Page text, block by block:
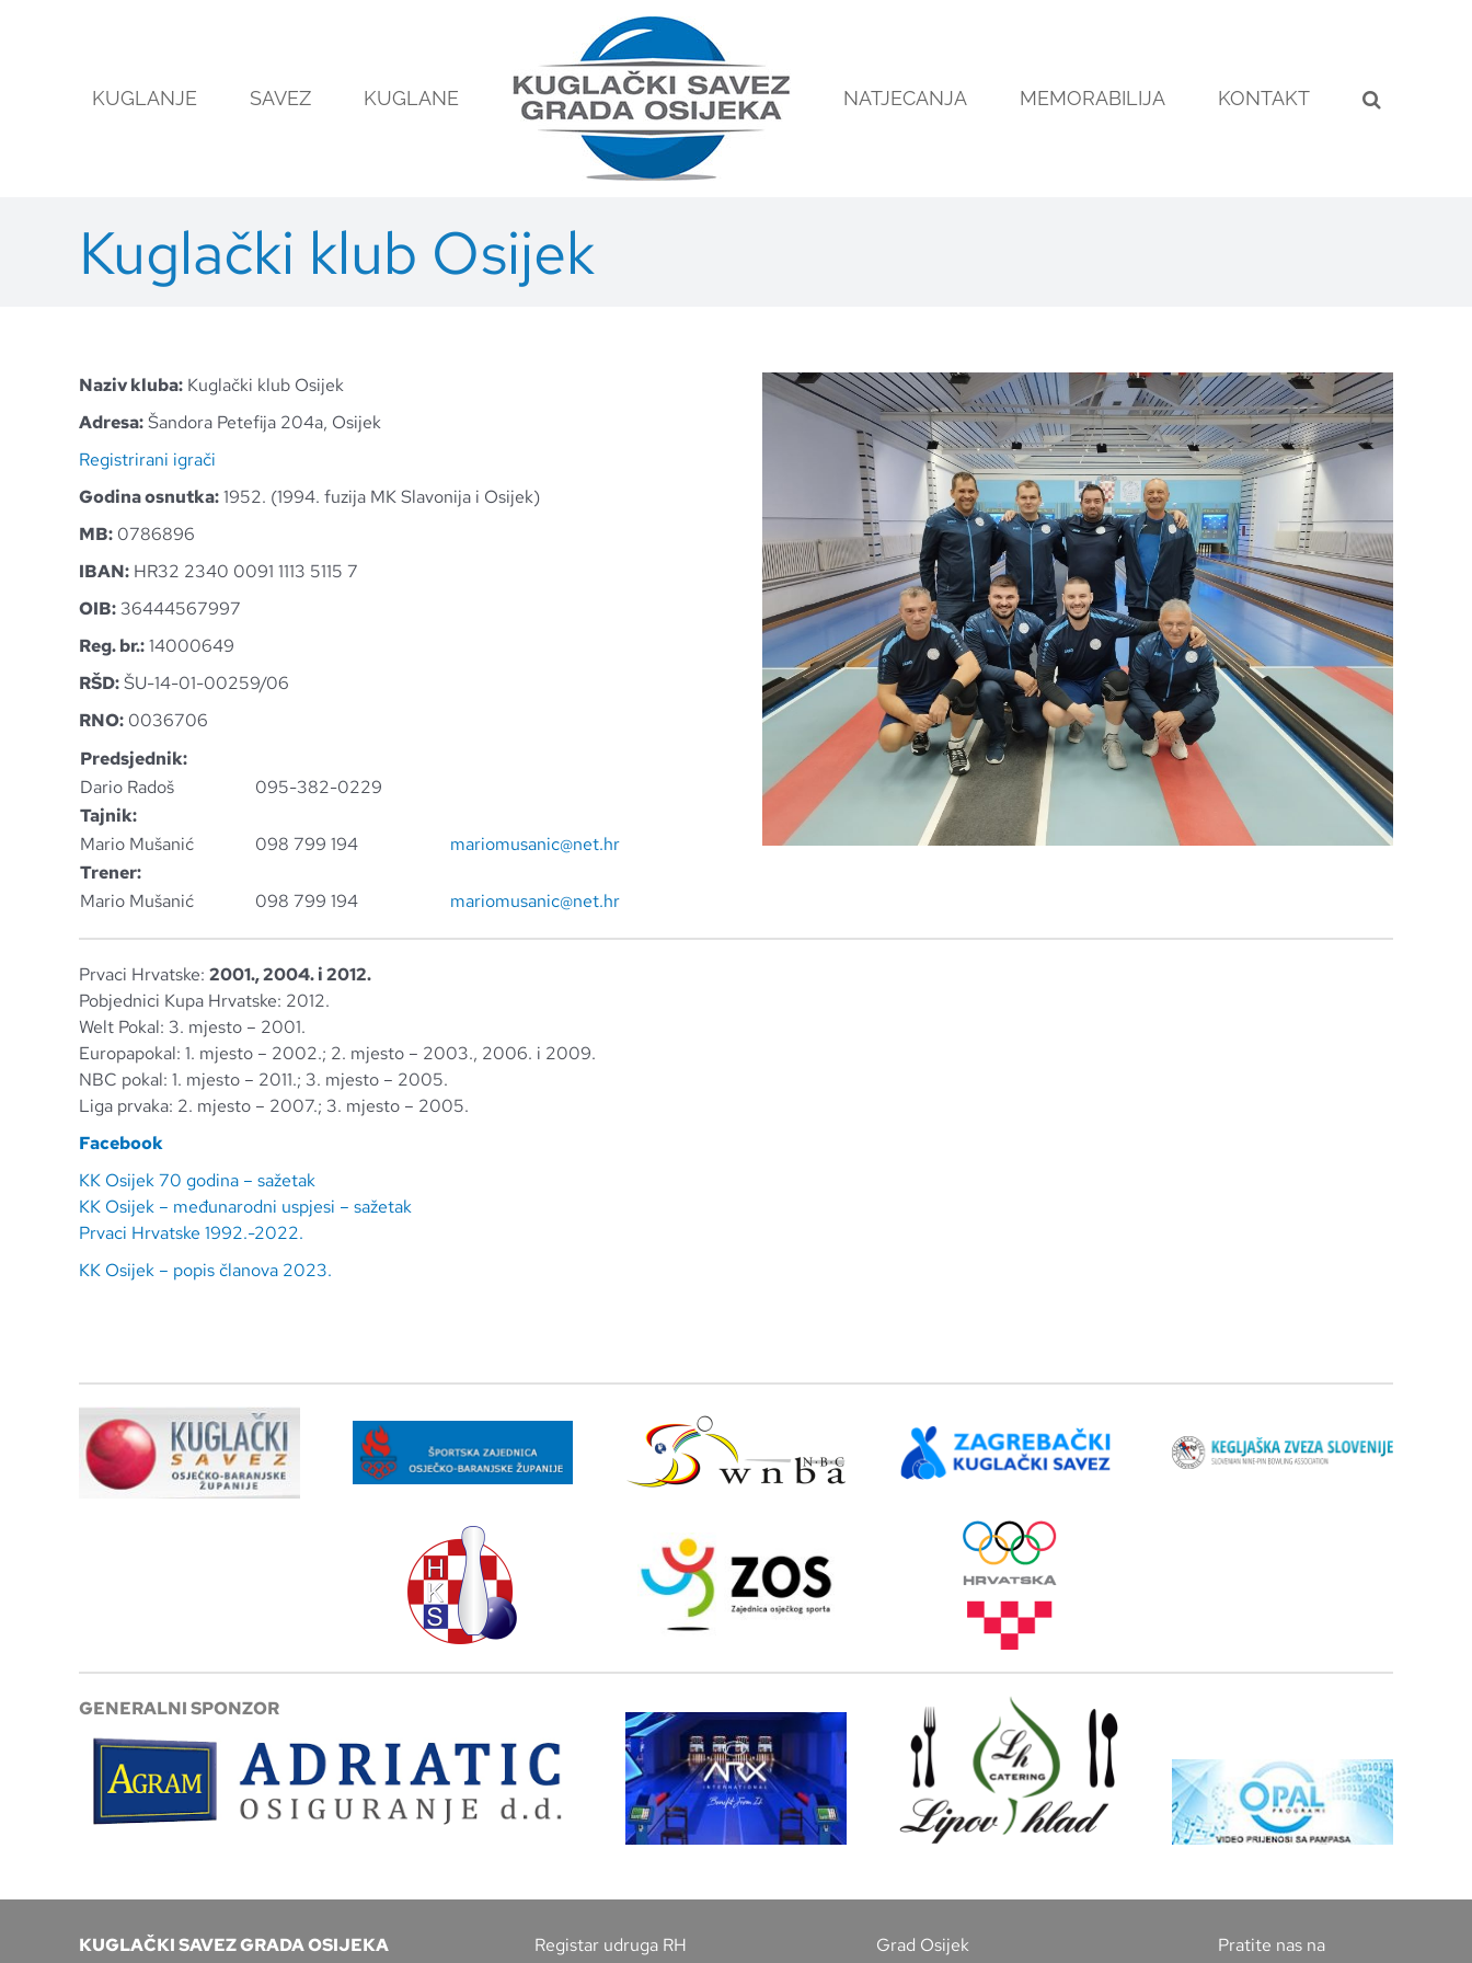
KUGLANJE
SAVEZ KUGLANE NATJECANJA MEMORABILIJA KONTAKT
Kuglački klub Osijek
Naziv kluba:Kuglački klub Osijek
Adresa:Šandora Petefija 204a, Osijek
Registrirani igrači
Godina osnutka:1952. (1994. fuzija MK Slavonija i Osijek)
MB:0786896
IBAN:HR32 2340 0091 1113 5115 7
OIB:36444567997
Reg. br.:14000649
RŠD:ŠU-14-01-00259/06
RNO:0036706
Predsjednik:
Dario Radoš
095-382-0229
Tajnik:
Mario Mušanić
098 799 194
mariomusanic@net.hr
Trener:
Mario Mušanić
098 799 194 mariomusanic@net.hr
Prvaci Hrvatske: 2001., 2004. i 2012.
Pobjednici Kupa Hrvatske: 2012.
Welt Pokal: 3. mjesto – 2001.
Europapokal: 1. mjesto – 2002.; 2. mjesto – 2003., 2006. i 2009.
NBC pokal: 1. mjesto – 2011.; 3. mjesto – 2005.
Liga prvaka: 2. mjesto – 2007.; 3. mjesto – 2005.
Facebook
KK Osijek 70 godina – sažetak
KK Osijek – međunarodni uspjesi – sažetak
Prvaci Hrvatske 1992.-2022.
KK Osijek – popis članova 2023.
GENERALNI SPONZOR
KUGLAČKI SAVEZ GRADA OSIJEKA Registar udruga RH Grad Osijek
Pratite nas na